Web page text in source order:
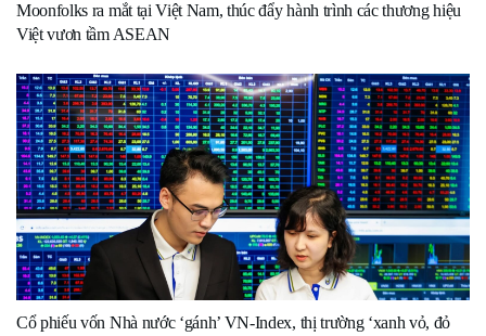
Moonfolks ra mắt tại Việt Nam, thúc đẩy hành trình các thương hiệu
Việt vươn tầm ASEAN
Cổ phiếu vốn Nhà nước ‘gánh’ VN-Index, thị trường ‘xanh vỏ, đỏ